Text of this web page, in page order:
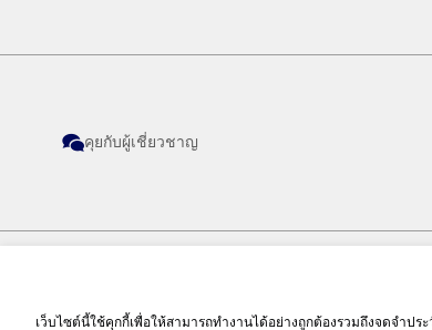
เว็บไซต์นี้ใช้คุกกี้เพื่อให้สามารถทำงานได้อย่างถูกต้องรวมถึงจดจำปร
คุยกับผู้เชี่ยวชาญ
© 2026 Ford Sales and Service (Thailand) Co., Ltd. I Ford Cars, SUVs